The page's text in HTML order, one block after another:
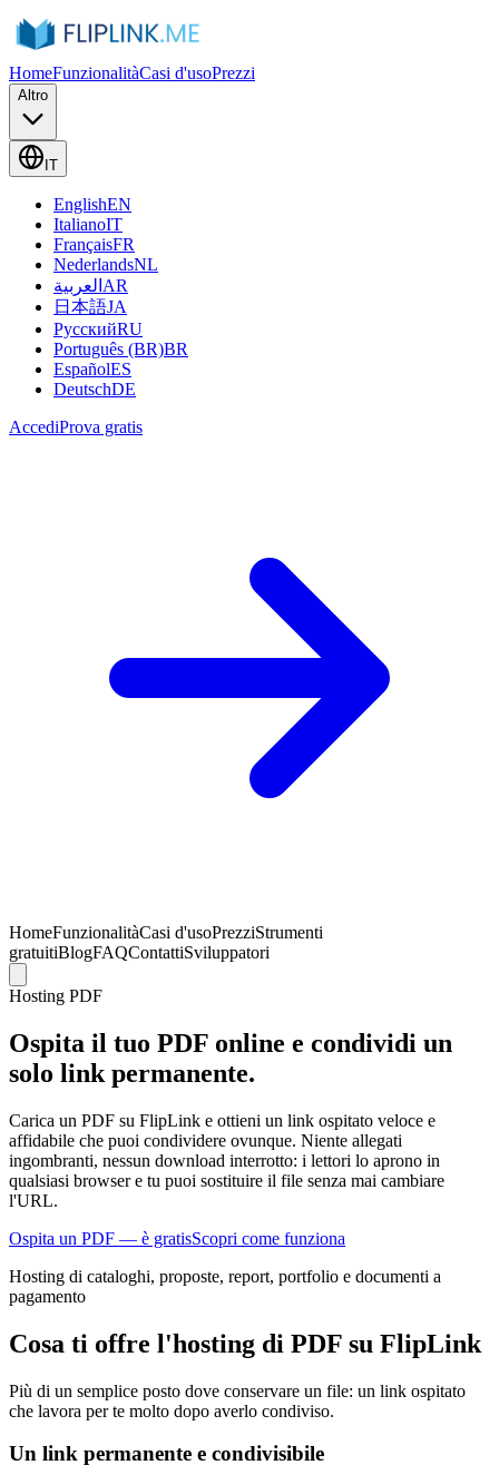
HomeFunzionalitàCasi d'usoPrezzi
Altro
IT
EnglishEN
ItalianoIT
FrançaisFR
NederlandsNL
العربية AR
日本語JA
РусскийRU
Português (BR)BR
EspañolES
DeutschDE
AccediProva gratis
HomeFunzionalitàCasi d'usoPrezziStrumenti
gratuitiBlogFAQContattiSviluppatori
Hosting PDF
Ospita il tuo PDF online e condividi un
solo link permanente.
Carica un PDF su FlipLink e ottieni un link ospitato veloce e
affidabile che puoi condividere ovunque. Niente allegati
ingombranti, nessun download interrotto: i lettori lo aprono in
qualsiasi browser e tu puoi sostituire il file senza mai cambiare
l'URL.
Ospita un PDF — è gratisScopri come funziona
Hosting di cataloghi, proposte, report, portfolio e documenti a
pagamento
Cosa ti offre l'hosting di PDF su FlipLink
Più di un semplice posto dove conservare un file: un link ospitato
che lavora per te molto dopo averlo condiviso.
Un link permanente e condivisibile